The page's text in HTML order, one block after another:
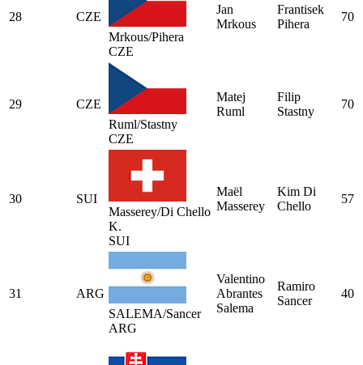
28
CZE
Mrkous/Pihera
CZE
Jan
Mrkous
Frantisek
Pihera
70
29
CZE
Ruml/Stastny
CZE
Matej
Ruml
Filip
Stastny
70
30
SUI
Masserey/Di Chello
K.
SUI
Maël
Masserey
Kim Di
Chello
57
31
ARG
SALEMA/Sancer
ARG
Valentino
Abrantes
Salema
Ramiro
Sancer
40